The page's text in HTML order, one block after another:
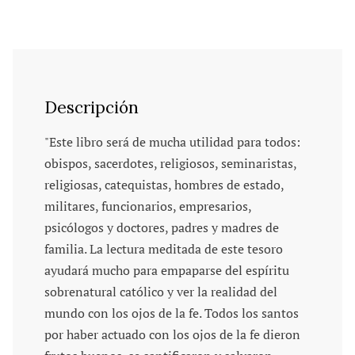
Descripción
"Este libro será de mucha utilidad para todos:
obispos, sacerdotes, religiosos, seminaristas,
religiosas, catequistas, hombres de estado,
militares, funcionarios, empresarios,
psicólogos y doctores, padres y madres de
familia. La lectura meditada de este tesoro
ayudará mucho para empaparse del espíritu
sobrenatural católico y ver la realidad del
mundo con los ojos de la fe. Todos los santos
por haber actuado con los ojos de la fe dieron